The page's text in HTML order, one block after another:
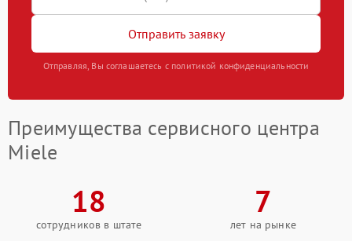
Отправить заявку
Отправляя, Вы соглашаетесь с политикой конфиденциальности
Преимущества сервисного центра
Miele
18
сотрудников в штате
7
лет на рынке